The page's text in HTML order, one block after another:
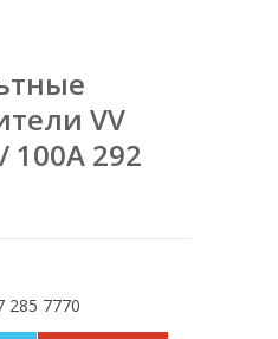
VV
100A 292
285 7770